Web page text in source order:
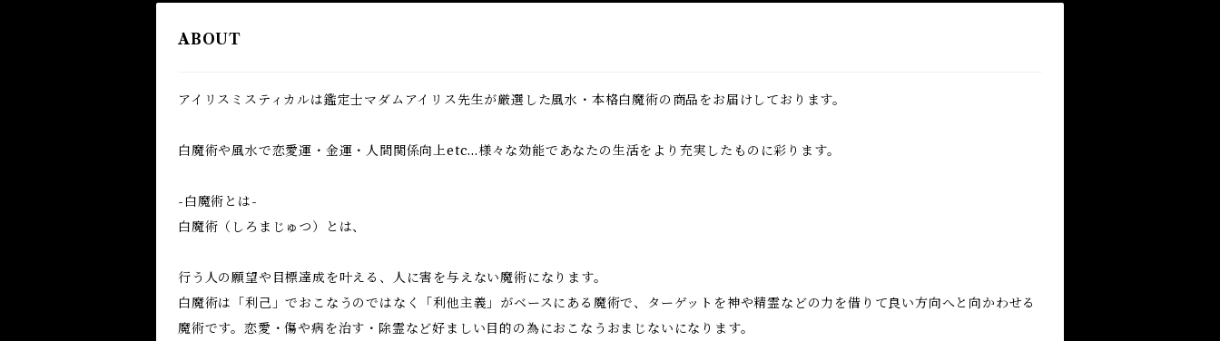
ABOUT
アイリスミスティカルは鑑定士マダムアイリス先生が厳選した風水・本格白魔術の商品をお届けしております。
白魔術や風水で恋愛運・金運・人間関係向上etc...様々な効能であなたの生活をより充実したものに彩ります。
-白魔術とは-
白魔術（しろまじゅつ）とは、
行う人の願望や目標達成を叶える、人に害を与えない魔術になります。
白魔術は「利己」でおこなうのではなく「利他主義」がベースにある魔術で、ターゲットを神や精霊などの力を借りて良い方向へと向かわせる
魔術です。恋愛・傷や病を治す・除霊など好ましい目的の為におこなうおまじないになります。